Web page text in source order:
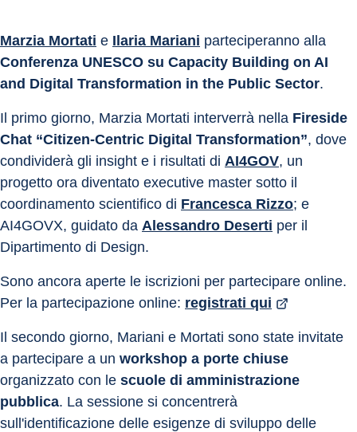
Marzia Mortati e Ilaria Mariani parteciperanno alla
Conferenza UNESCO su Capacity Building on AI
and Digital Transformation in the Public Sector.
Il primo giorno, Marzia Mortati interverrà nella Fireside
Chat “Citizen-Centric Digital Transformation”, dove
condividerà gli insight e i risultati di AI4GOV, un
progetto ora diventato executive master sotto il
coordinamento scientifico di Francesca Rizzo; e
AI4GOVX, guidato da Alessandro Deserti per il
Dipartimento di Design.
Sono ancora aperte le iscrizioni per partecipare online.
Per la partecipazione online: registrati qui
Il secondo giorno, Mariani e Mortati sono state invitate
a partecipare a un workshop a porte chiuse
organizzato con le scuole di amministrazione
pubblica. La sessione si concentrerà
sull'identificazione delle esigenze di sviluppo delle